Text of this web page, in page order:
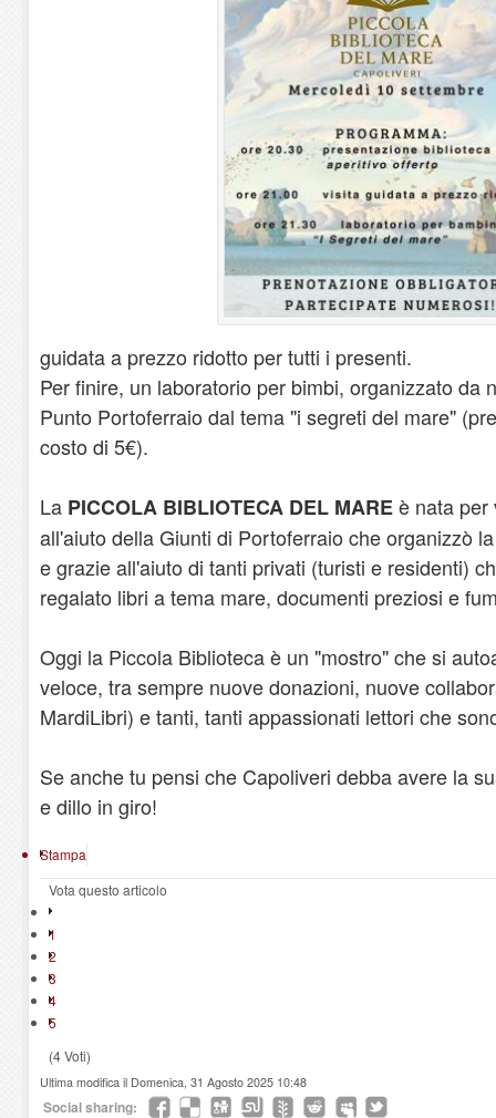
guidata a prezzo ridotto per tutti i presenti.
Per finire, un laboratorio per bimbi, organizzato da
Punto Portoferraio dal tema "i segreti del mare"
costo di 5€).
La PICCOLA BIBLIOTECA DEL MAREè nata per
all'aiuto della Giunti di Portoferraio che organizzò
e grazie all'aiuto di tanti privati (turisti e residenti)
regalato libri a tema mare, documenti preziosi e
Oggi la Piccola Biblioteca è un "mostro" che si
veloce, tra sempre nuove donazioni, nuove
MardiLibri) e tanti, tanti appassionati lettori che
Se anche tu pensi che Capoliveri debba avere la
e dillo in giro!
Stampa
Vota questo articolo
1
2
3
4
5
(4 Voti)
Ultima modifica il Domenica, 31 Agosto 2025 10:48
Social sharing: